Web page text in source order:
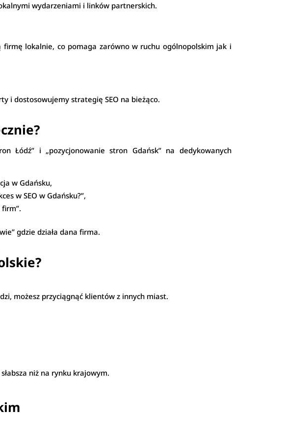
wydarzeniami i linków partnerskich.
lokalnie, co pomaga zarówno w ruchu ogólnopolskim jak i
i dostosowujemy strategię SEO na bieżąco.
Łódź” i „pozycjonowanie stron Gdańsk” na dedykowanych
w Gdańsku,
w SEO w Gdańsku?”,
gdzie działa dana firma.
możesz przyciągnąć klientów z innych miast.
niż na rynku krajowym.